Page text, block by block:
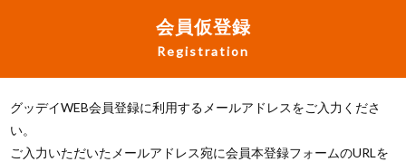
会員仮登録
Registration
グッデイWEB会員登録に利用するメールアドレスをご入力くださ
い。
ご入力いただいたメールアドレス宛に会員本登録フォームのURLを